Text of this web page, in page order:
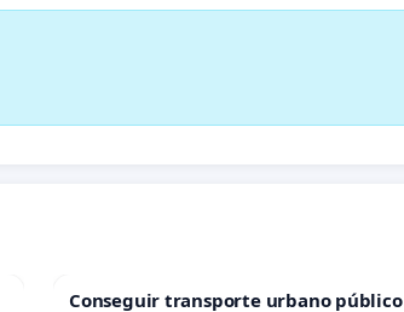
Conseguir transporte urbano público